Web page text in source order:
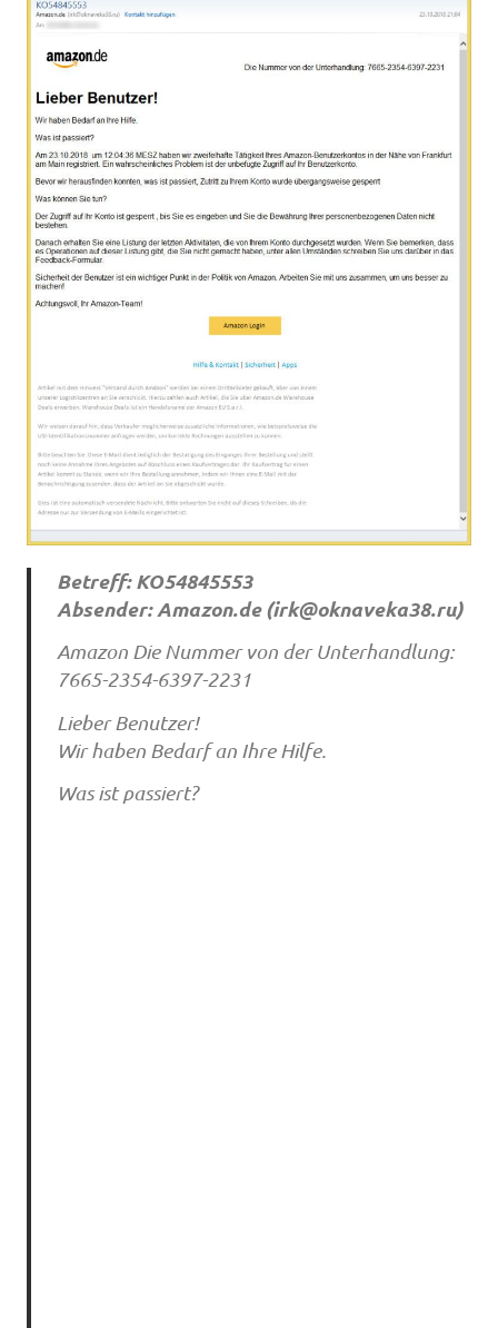
Betreff: KO54845553
Absender: Amazon.de (irk@oknaveka38.ru)
Amazon Die Nummer von der Unterhandlung:
7665-2354-6397-2231
Lieber Benutzer!
Wir haben Bedarf an Ihre Hilfe.
Was ist passiert?